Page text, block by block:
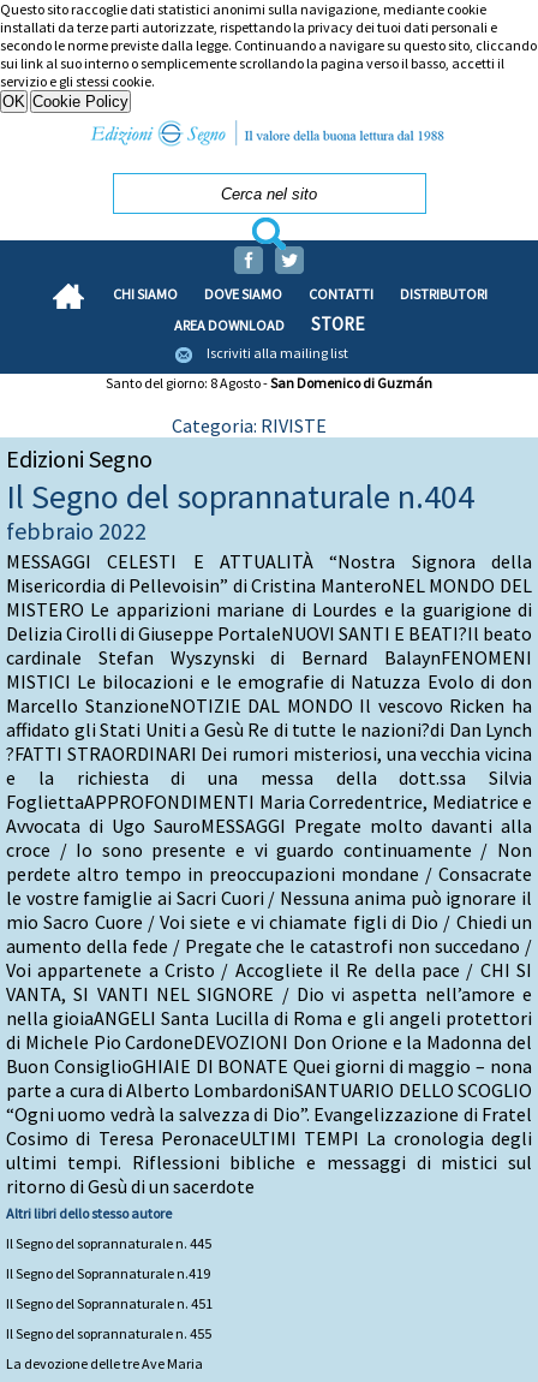
Questo sito raccoglie dati statistici anonimi sulla navigazione, mediante cookie
installati da terze parti autorizzate, rispettando la privacy dei tuoi dati personali e
secondo le norme previste dalla legge. Continuando a navigare su questo sito, cliccando
sui link al suo interno o semplicemente scrollando la pagina verso il basso, accetti il
servizio e gli stessi cookie.
CHI SIAMO DOVE SIAMO CONTATTI
DISTRIBUTORI
AREA DOWNLOAD
STORE
Iscriviti alla mailing list
Santo del giorno: 8 Agosto -San Domenico di Guzmán
Categoria: RIVISTE
Edizioni Segno
Il Segno del soprannaturale n.404
febbraio 2022
MESSAGGI CELESTI E ATTUALITÀ “Nostra Signora della
Misericordia di Pellevoisin” di Cristina ManteroNEL MONDO DEL
MISTERO Le apparizioni mariane di Lourdes e la guarigione di
Delizia Cirolli di Giuseppe PortaleNUOVI SANTI E BEATI?Il beato
cardinale Stefan Wyszynski di Bernard BalaynFENOMENI
MISTICI Le bilocazioni e le emografie di Natuzza Evolo di don
Marcello StanzioneNOTIZIE DAL MONDO Il vescovo Ricken ha
affidato gli Stati Uniti a Gesù Re di tutte le nazioni?di Dan Lynch
?FATTI STRAORDINARI Dei rumori misteriosi, una vecchia vicina
e la richiesta di una messa della dott.ssa Silvia
FogliettaAPPROFONDIMENTI Maria Corredentrice, Mediatrice e
Avvocata di Ugo SauroMESSAGGI Pregate molto davanti alla
croce / Io sono presente e vi guardo continuamente / Non
perdete altro tempo in preoccupazioni mondane / Consacrate
le vostre famiglie ai Sacri Cuori / Nessuna anima può ignorare il
mio Sacro Cuore / Voi siete e vi chiamate figli di Dio / Chiedi un
aumento della fede / Pregate che le catastrofi non succedano /
Voi appartenete a Cristo / Accogliete il Re della pace / CHI SI
VANTA, SI VANTI NEL SIGNORE / Dio vi aspetta nell’amore e
nella gioiaANGELI Santa Lucilla di Roma e gli angeli protettori
di Michele Pio CardoneDEVOZIONI Don Orione e la Madonna del
Buon ConsiglioGHIAIE DI BONATE Quei giorni di maggio – nona
parte a cura di Alberto LombardoniSANTUARIO DELLO SCOGLIO
“Ogni uomo vedrà la salvezza di Dio”. Evangelizzazione di Fratel
Cosimo di Teresa PeronaceULTIMI TEMPI La cronologia degli
ultimi tempi. Riflessioni bibliche e messaggi di mistici sul
ritorno di Gesù di un sacerdote
Altri libri dello stesso autore
Il Segno del soprannaturale n. 445
Il Segno del Soprannaturale n.419
Il Segno del Soprannaturale n. 451
Il Segno del soprannaturale n. 455
La devozione delle tre Ave Maria